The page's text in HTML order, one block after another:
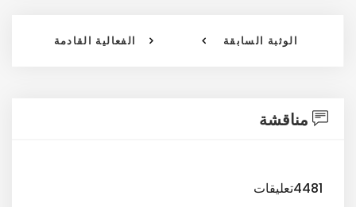
الوثبة السابقة الفعالية القادمة
مناقشة
4481تعليقات